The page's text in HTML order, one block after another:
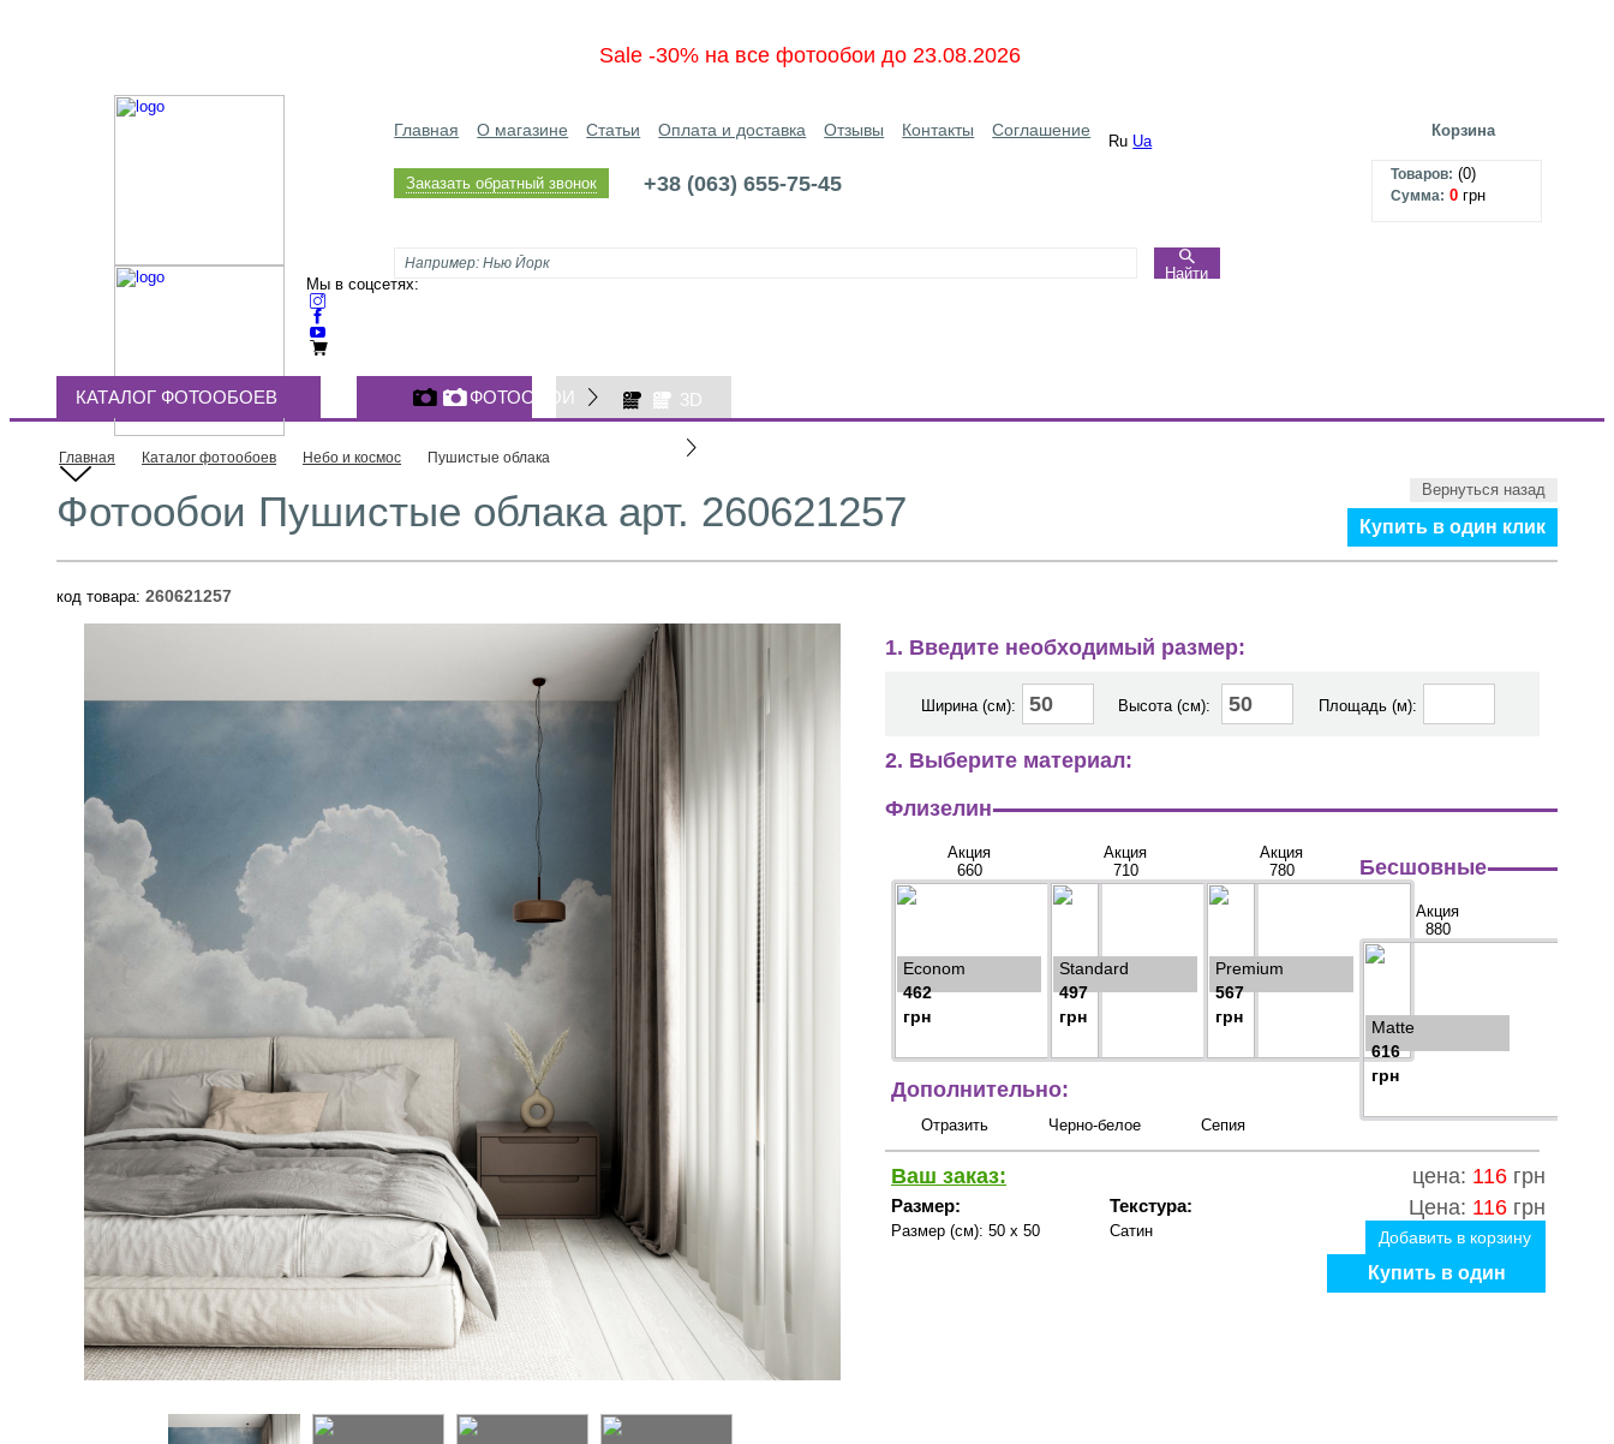
Sale -30% на все фотообои до 23.08.2026
Главная О магазине Статьи Оплата и доставка Отзывы Контакты Соглашение
Ru Ua
Заказать обратный звонок +38 (063) 655-75-45
Найти
Корзина
Товаров: (0)
Сумма: 0 грн
Мы в соцсетях:
ФОТООБОИ 3D
КАТАЛОГ ФОТООБОЕВ
Главная Каталог фотообоев Небо и космос Пушистые облака
Вернуться назад
Купить в один клик
Фотообои Пушистые облака арт. 260621257
код товара: 260621257
1. Введите необходимый размер:
Ширина (см): Высота (см): Площадь (м):
2. Выберите материал:
Флизелин
Акция
660
Econom
462
грн
Акция
710
Standard
497
грн
Акция
780
Premium
567
грн
Бесшовные
Акция
880
Matte
616
грн
Дополнительно:
Отразить Черно-белое Сепия
Ваш заказ: цена: 116 грн
Размер:
Размер (см): 50 x 50
Текстура:
Сатин
Цена: 116 грн
Добавить в корзину
Купить в один